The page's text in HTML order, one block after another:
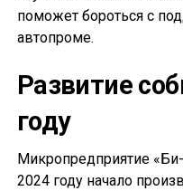
поможет бороться с
автопроме.
Развитие
году
Микропредприятие
2024 году начало